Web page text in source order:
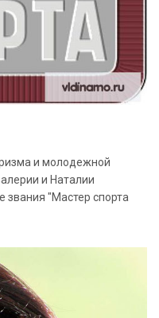
и молодежной
и Наталии
звания "Мастер спорта